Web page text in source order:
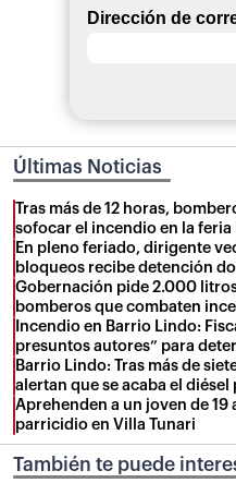
Dirección de
Últimas Noticias
Tras más de 12 horas,
sofocar el incendio en la
En pleno feriado, dirigente
bloqueos recibe detención
Gobernación pide 2.000
bomberos que combaten
Incendio en Barrio Lindo:
presuntos autores” para
Barrio Lindo: Tras más de
alertan que se acaba el
Aprehenden a un joven de
parricidio en Villa Tunari
También te puede